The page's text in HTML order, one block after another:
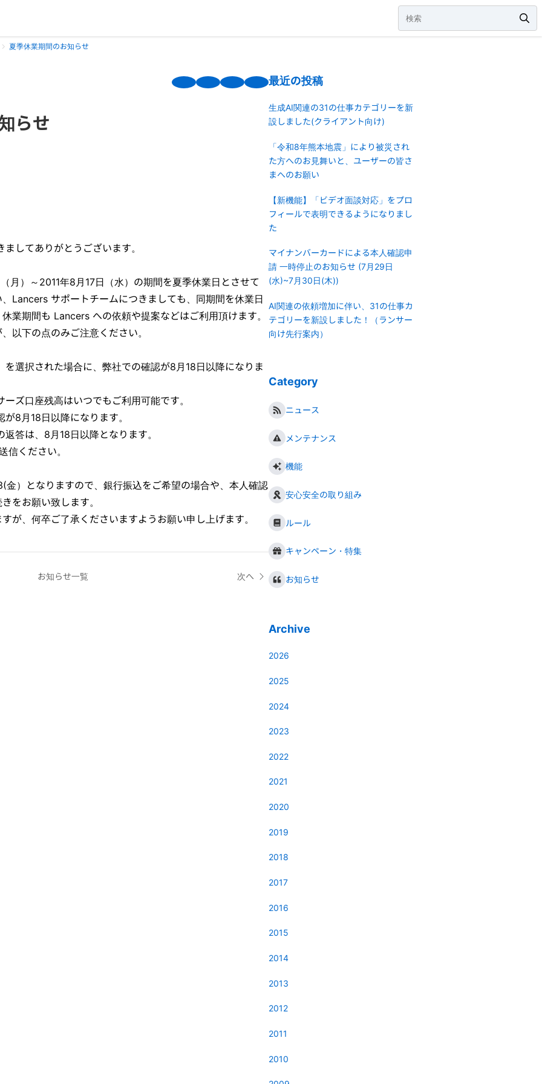
夏季休業期間のお知らせ
らせ
してありがとうございます。
月）～2011年8月17日（水）の期間を夏季休業日とさせて
Lancers サポートチームにつきましても、同期間を休業日
業期間も Lancers への依頼や提案などはご利用頂けます。
以下の点のみご注意ください。
選択された場合に、弊社での確認が8月18日以降になりま
ズ口座残高はいつでもご利用可能です。
8月18日以降になります。
答は、8月18日以降となります。
信ください。
金）となりますので、銀行振込をご希望の場合や、本人確認
をお願い致します。
が、何卒ご了承くださいますようお願い申し上げます。
お知らせ一覧 次へ
最近の投稿
生成AI関連の31の仕事カテゴリーを新
設しました(クライアント向け)
「令和8年熊本地震」により被災され
た方へのお見舞いと、ユーザーの皆さ
まへのお願い
【新機能】「ビデオ面談対応」をプロ
フィールで表明できるようになりまし
た
マイナンバーカードによる本人確認申
請 一時停止のお知らせ (7月29日
(水)~7月30日(木))
AI関連の依頼増加に伴い、31の仕事カ
テゴリーを新設しました！（ランサー
向け先行案内）
Category
ニュース
メンテナンス
機能
安心安全の取り組み
ルール
キャンペーン・特集
お知らせ
Archive
2026
2025
2024
2023
2022
2021
2020
2019
2018
2017
2016
2015
2014
2013
2012
2011
2010